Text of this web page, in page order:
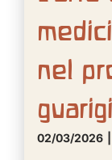
nel
02/03/2026